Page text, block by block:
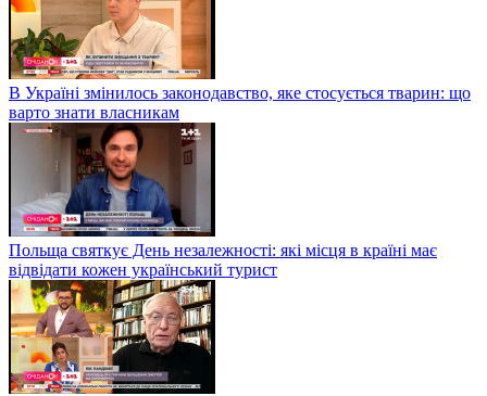
В Україні змінилось законодавство, яке стосується тварин: що
варто знати власникам
Польща святкує День незалежності: які місця в країні має
відвідати кожен український турист